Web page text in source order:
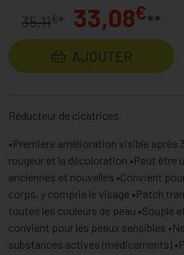
35,11€* 33,08€**
AJOUTER
Réducteur de cicatrices
•Première amélioration visible après
rougeur et la décoloration •Peut être
anciennes et nouvelles •Convient
corps, y compris le visage •Patch
toutes les couleurs de peau •Souple
convient pour les peaux sensibles
substances actives (médicaments)